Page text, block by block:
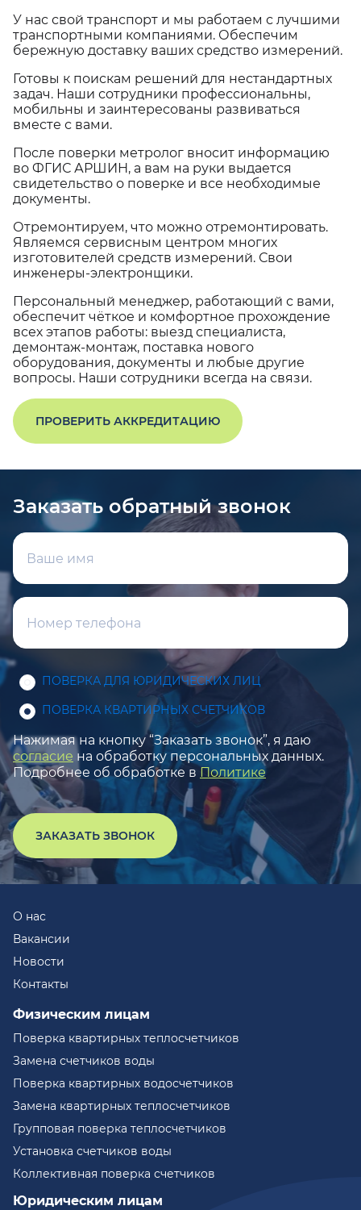
У нас свой транспорт и мы работаем с лучшими
транспортными компаниями. Обеспечим
бережную доставку ваших средство измерений.
Готовы к поискам решений для нестандартных
задач. Наши сотрудники профессиональны,
мобильны и заинтересованы развиваться
вместе с вами.
После поверки метролог вносит информацию
во ФГИС АРШИН, а вам на руки выдается
свидетельство о поверке и все необходимые
документы.
Отремонтируем, что можно отремонтировать.
Являемся сервисным центром многих
изготовителей средств измерений. Свои
инженеры-электронщики.
Персональный менеджер, работающий с вами,
обеспечит чёткое и комфортное прохождение
всех этапов работы: выезд специалиста,
демонтаж-монтаж, поставка нового
оборудования, документы и любые другие
вопросы. Наши сотрудники всегда на связи.
ПРОВЕРИТЬ АККРЕДИТАЦИЮ
Заказать обратный звонок
ПОВЕРКА ДЛЯ ЮРИДИЧЕСКИХ ЛИЦ
ПОВЕРКА КВАРТИРНЫХ СЧЕТЧИКОВ
Нажимая на кнопку “Заказать звонок”, я даю
согласие на обработку персональных данных.
Подробнее об обработке в Политике
ЗАКАЗАТЬ ЗВОНОК
О нас
Вакансии
Новости
Контакты
Физическим лицам
Поверка квартирных теплосчетчиков
Замена счетчиков воды
Поверка квартирных водосчетчиков
Замена квартирных теплосчетчиков
Групповая поверка теплосчетчиков
Установка счетчиков воды
Коллективная поверка счетчиков
Юридическим лицам